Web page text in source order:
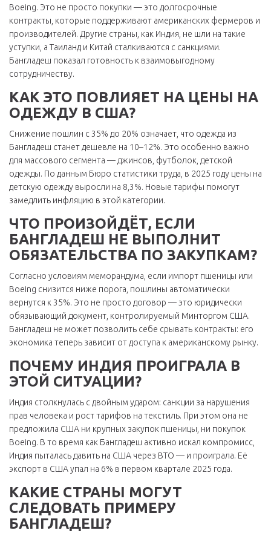
Boeing. Это не просто покупки — это долгосрочные
контракты, которые поддерживают американских фермеров и
производителей. Другие страны, как Индия, не шли на такие
уступки, а Таиланд и Китай сталкиваются с санкциями.
Бангладеш показал готовность к взаимовыгодному
сотрудничеству.
КАК ЭТО ПОВЛИЯЕТ НА ЦЕНЫ НА
ОДЕЖДУ В США?
Снижение пошлин с 35% до 20% означает, что одежда из
Бангладеш станет дешевле на 10–12%. Это особенно важно
для массового сегмента — джинсов, футболок, детской
одежды. По данным Бюро статистики труда, в 2025 году цены на
детскую одежду выросли на 8,3%. Новые тарифы помогут
замедлить инфляцию в этой категории.
ЧТО ПРОИЗОЙДЁТ, ЕСЛИ
БАНГЛАДЕШ НЕ ВЫПОЛНИТ
ОБЯЗАТЕЛЬСТВА ПО ЗАКУПКАМ?
Согласно условиям меморандума, если импорт пшеницы или
Boeing снизится ниже порога, пошлины автоматически
вернутся к 35%. Это не просто договор — это юридически
обязывающий документ, контролируемый Минторгом США.
Бангладеш не может позволить себе срывать контракты: его
экономика теперь зависит от доступа к американскому рынку.
ПОЧЕМУ ИНДИЯ ПРОИГРАЛА В
ЭТОЙ СИТУАЦИИ?
Индия столкнулась с двойным ударом: санкции за нарушения
прав человека и рост тарифов на текстиль. При этом она не
предложила США ни крупных закупок пшеницы, ни покупок
Boeing. В то время как Бангладеш активно искал компромисс,
Индия пыталась давить на США через ВТО — и проиграла. Её
экспорт в США упал на 6% в первом квартале 2025 года.
КАКИЕ СТРАНЫ МОГУТ
СЛЕДОВАТЬ ПРИМЕРУ
БАНГЛАДЕШ?